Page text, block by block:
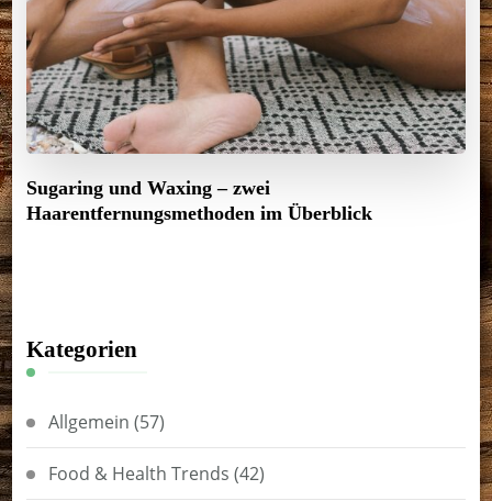
Sugaring und Waxing – zwei
Haarentfernungsmethoden im Überblick
Kategorien
Allgemein (57)
Food & Health Trends (42)